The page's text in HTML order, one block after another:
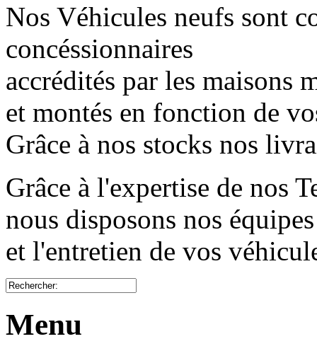
Nos Véhicules neufs sont
concéssionnaires
accrédités par les maisons
et montés en fonction de
Grâce à nos stocks nos
Grâce à l'expertise de nos
nous disposons nos
et l'entretien de vos
Menu